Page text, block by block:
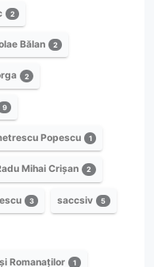
2
Bălan 2
2
9
Popescu 1
Mihai Crișan 2
3 saccsiv 5
Romanaților 1